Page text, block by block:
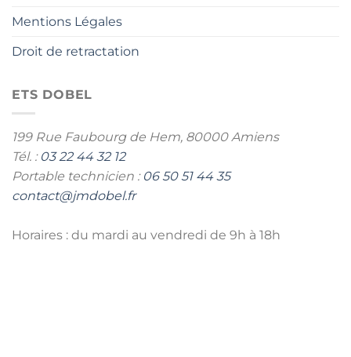
Mentions Légales
Droit de retractation
ETS DOBEL
199 Rue Faubourg de Hem, 80000 Amiens
Tél. : 03 22 44 32 12
Portable technicien : 06 50 51 44 35
contact@jmdobel.fr
Horaires : du mardi au vendredi de 9h à 18h